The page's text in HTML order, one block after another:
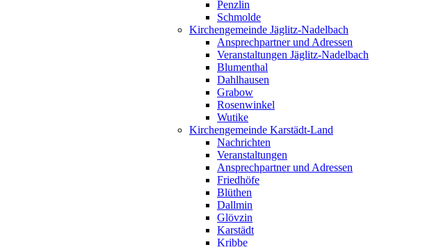
Penzlin
Schmolde
Kirchengemeinde Jäglitz-Nadelbach
Ansprechpartner und Adressen
Veranstaltungen Jäglitz-Nadelbach
Blumenthal
Dahlhausen
Grabow
Rosenwinkel
Wutike
Kirchengemeinde Karstädt-Land
Nachrichten
Veranstaltungen
Ansprechpartner und Adressen
Friedhöfe
Blüthen
Dallmin
Glövzin
Karstädt
Kribbe